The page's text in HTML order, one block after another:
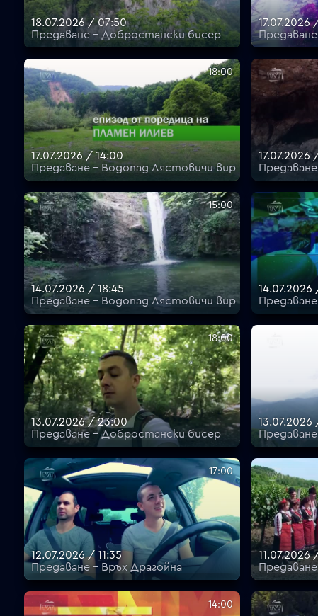
18.07.2026 / 07:50
Предаване - Добростански бисер
17.07.2026
18:00
17.07.2026 / 14:00
Предаване - Водопад Лястовичи вир
17.07.2026
15:00
14.07.2026 / 18:45
Предаване - Водопад Лястовичи вир
14.07.2026
18:00
13.07.2026 / 23:00
Предаване - Добростански бисер
17:00
12.07.2026 / 11:35
Предаване - Връх Драгойна
11.07.2026
14:00